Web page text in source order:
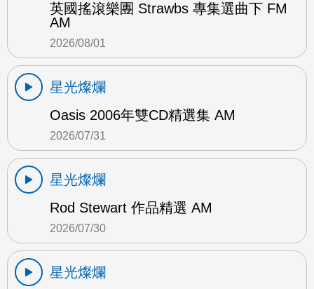
英國搖滾樂團 Strawbs 專集選曲下 FM
AM
2026/08/01
星光燦爛
Oasis 2006年雙CD精選集 AM
2026/07/31
星光燦爛
Rod Stewart 作品精選 AM
2026/07/30
星光燦爛